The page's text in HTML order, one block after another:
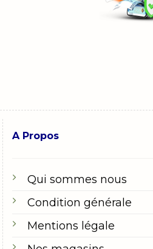
A Propos
Qui sommes nous
Condition générale
Mentions légale